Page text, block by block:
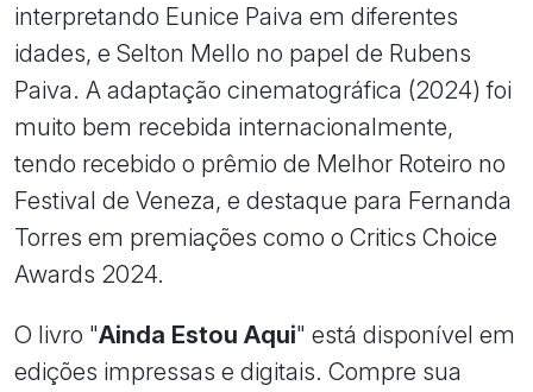
interpretando Eunice Paiva em diferentes
idades, e Selton Mello no papel de Rubens
Paiva. A adaptação cinematográfica (2024) foi
muito bem recebida internacionalmente,
tendo recebido o prêmio de Melhor Roteiro no
Festival de Veneza, e destaque para Fernanda
Torres em premiações como o Critics Choice
Awards 2024.
O livro "Ainda Estou Aqui" está disponível em
edições impressas e digitais. Compre sua